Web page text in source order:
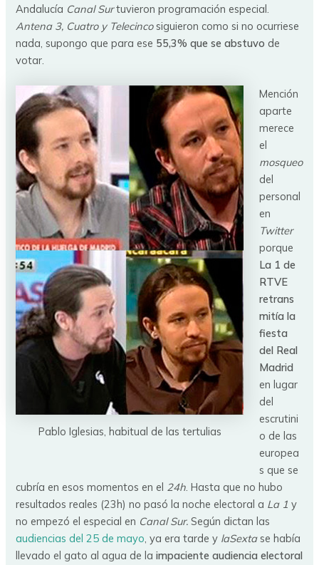
Andalucía Canal Surtuvieron programación especial.
Antena 3, Cuatro y Telecincosiguieron como si no ocurriese
nada, supongo que para ese 55,3% que se abstuvo de
votar.
Pablo Iglesias, habitual de las tertulias
Mención
aparte
merece
el
mosqueo
del
personal
en
Twitter
porque
La 1 de
RTVE
retrans
mitía la
fiesta
del Real
Madrid
en lugar
del
escrutini
o de las
europea
s que se
cubría en esos momentos en el 24h. Hasta que no hubo
resultados reales (23h) no pasó la noche electoral a La 1 y
no empezó el especial en Canal Sur. Según dictan las
audiencias del 25 de mayo, ya era tarde y laSextase había
llevado el gato al agua de laimpaciente audiencia electoral